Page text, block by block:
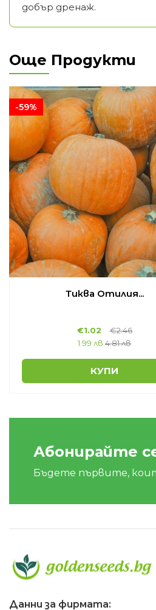
добър дренаж.
Още Продукти
-59%
Тиква Отилия...
€1.02 €2.46
1.99 лв 4.81 лв
КУПИ
Абонирайте
Бъдете първите,
Данни за фирмата: